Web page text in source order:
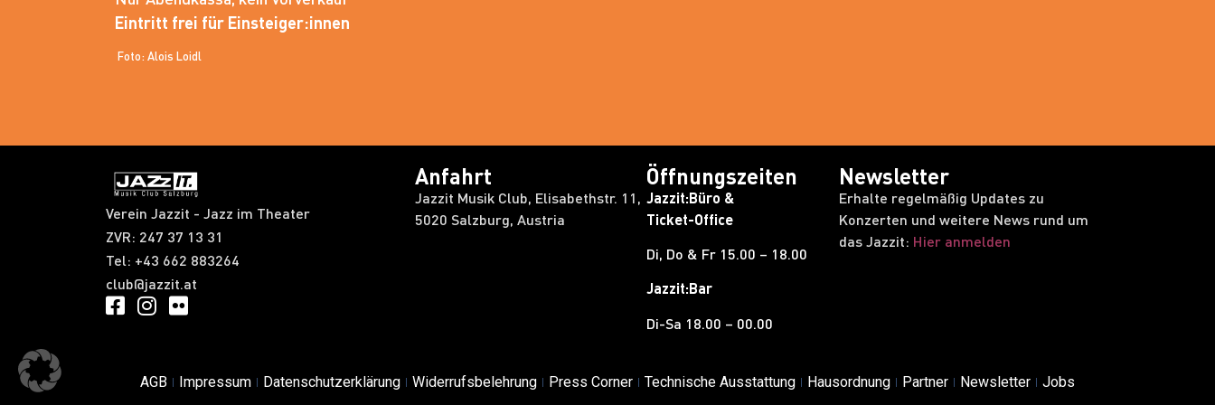
Eintritt frei für Einsteiger:innen
Foto: Alois Loidl
Verein Jazzit - Jazz im Theater
ZVR: 247 37 13 31​
Tel: +43 662 883264
club@jazzit.at
Anfahrt
Jazzit Musik Club, Elisabethstr. 11,
5020 Salzburg, Austria
Öffnungszeiten
Jazzit:Büro &
Ticket-Office
Di, Do & Fr 15.00 – 18.00
Jazzit:Bar
Di-Sa 18.00 – 00.00
Newsletter
Erhalte regelmäßig Updates zu
Konzerten und weitere News rund um
das Jazzit: Hier anmelden
AGB Impressum Datenschutzerklärung Widerrufsbelehrung Press Corner Technische Ausstattung Hausordnung Partner Newsletter Jobs